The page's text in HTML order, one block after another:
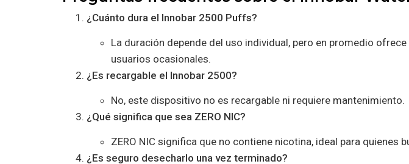
¿Cuánto dura el Innobar 2500 Puffs?
La duración depende del uso individual, pero en promedio
usuarios ocasionales.
¿Es recargable el Innobar 2500?
No, este dispositivo no es recargable ni requiere mantenimiento.
¿Qué significa que sea ZERO NIC?
ZERO NIC significa que no contiene nicotina, ideal para
¿Es seguro desecharlo una vez terminado?